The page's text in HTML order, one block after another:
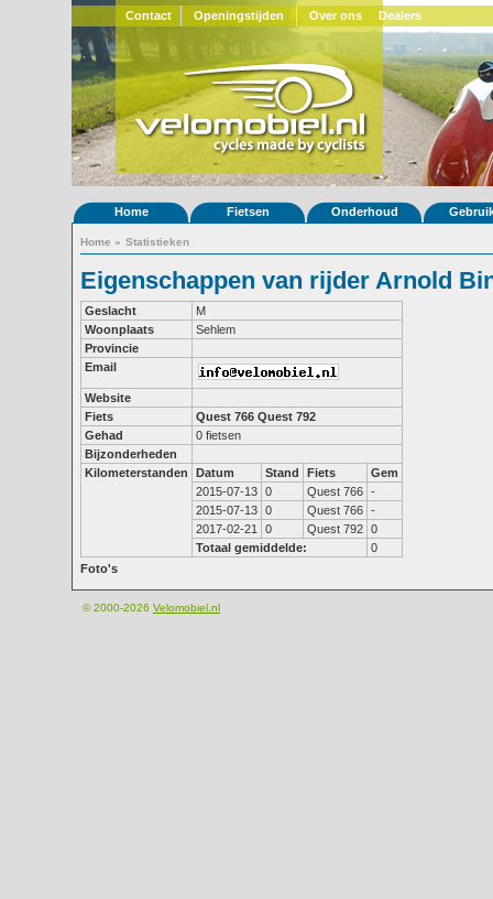
Contact Openingstijden Over ons Dealers
Home Fietsen Onderhoud
Home » Statistieken
Eigenschappen van rijder Arnold
Geslacht
M
Woonplaats
Sehlem
Provincie
Email
Website
Fiets
Quest 766 Quest 792
Gehad
0 fietsen
Bijzonderheden
Kilometerstanden
Datum Stand Fiets
Gem
2015-07-13 0 Quest 766 -
2015-07-13 0 Quest 766 -
2017-02-21
0 Quest 792 0
Totaal gemiddelde:
0
Foto's
© 2000-2026 Velomobiel.nl